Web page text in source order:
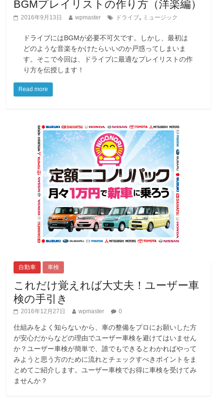
BGMプレイリストの作り方（洋楽編）
2016年9月13日 wpmaster ドライブ, ミュージック
ドライブにはBGMが必要不可欠です。しかし、最初は
どのような音楽をかけたらいいのか戸惑ってしまいま
す。そこで今回は、ドライブに最適なプレイリストの作
り方を伝授します！
Read more
自動車 車検
これだけ覚えれば大丈夫！ユーザー車
検の手引き
2016年12月27日 wpmaster 0
仕組みをよく知らないから、車の整備をプロにお願いした方
が安心だからなどの理由でユーザー車検を避けてはいません
か？ユーザー車検が簡単で、誰でもできるとわかればやって
みようと思う方のために流れとチェックすべきポイントをま
とめてご紹介します。ユーザー車検でお得に車検を受けてみ
ませんか？